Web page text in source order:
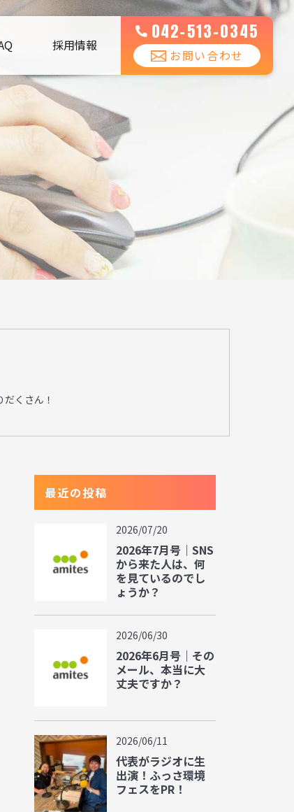
採用情報
042-513-0345
お問い合わせ
くさん！
最近の投稿
2026/07/20
2026年7月号｜SNS
から来た人は、何
を見ているのでし
ょうか？
2026/06/30
2026年6月号｜その
メール、本当に大
丈夫ですか？
2026/06/11
代表がラジオに生
出演！ふっさ環境
フェスをPR！